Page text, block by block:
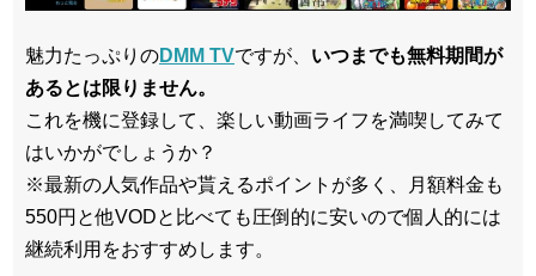
魅力たっぷりのDMM TVですが、 いつまでも無料期間が
あるとは限りません。
これを機に登録して、楽しい動画ライフを満喫してみて
はいかがでしょうか？
※最新の人気作品や貰えるポイントが多く、月額料金も
550円と他VODと比べても圧倒的に安いので個人的には
継続利用をおすすめします。